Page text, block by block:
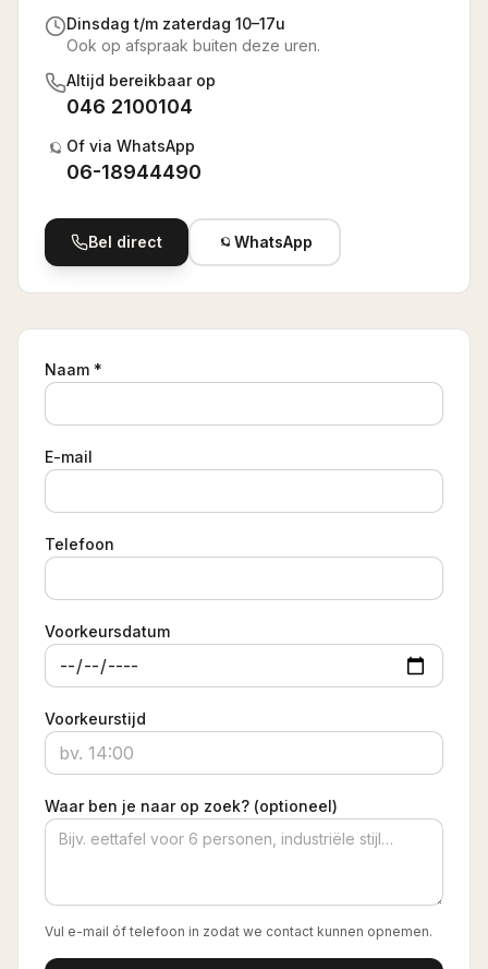
Dinsdag t/m zaterdag 10–17u
Ook op afspraak buiten deze uren.
Altijd bereikbaar op
046 2100104
Of via WhatsApp
06-18944490
Bel direct WhatsApp
Naam *
E-mail
Telefoon
Voorkeursdatum
Voorkeurstijd
Waar ben je naar op zoek? (optioneel)
Vul e-mail óf telefoon in zodat we contact kunnen opnemen.